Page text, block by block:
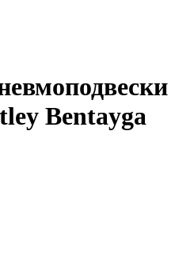
Bentayga